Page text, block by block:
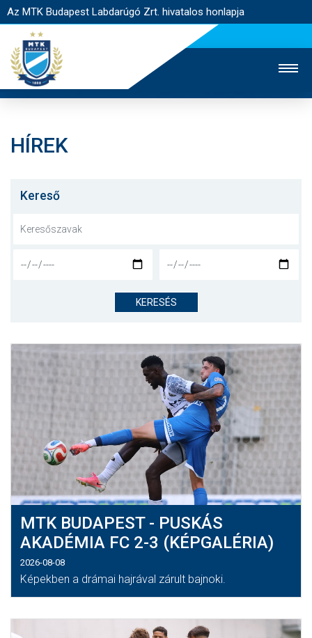
Az MTK Budapest Labdarúgó Zrt. hivatalos honlapja
JEGYÉRTÉKESÍTÉS
NYITÓLAP
CSAPATOK
KLUB
GALÉRIA
SZURKOLÓI ÉLMÉNYEK
AKKREDITÁCIÓ
HÍREK
Kereső
KERESÉS
MTK BUDAPEST - PUSKÁS
AKADÉMIA FC 2-3 (KÉPGALÉRIA)
2026-08-08
Képekben a drámai hajrával zárult bajnoki.